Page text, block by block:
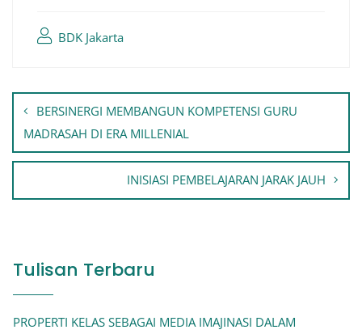
BDK Jakarta
Navigasi
pos
BERSINERGI MEMBANGUN KOMPETENSI GURU
MADRASAH DI ERA MILLENIAL
INISIASI PEMBELAJARAN JARAK JAUH
Tulisan Terbaru
PROPERTI KELAS SEBAGAI MEDIA IMAJINASI DALAM